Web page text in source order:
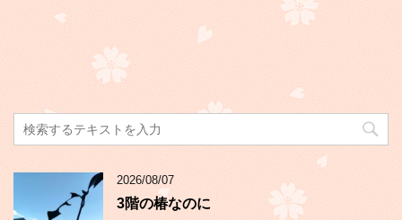
2026/08/07
3階の椿なのに